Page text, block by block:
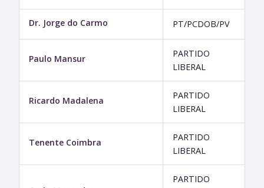
Dr. Jorge do Carmo PT/PCDOB/PV
Paulo Mansur
PARTIDO
LIBERAL
Ricardo Madalena
PARTIDO
LIBERAL
Tenente Coimbra
PARTIDO
LIBERAL
PARTIDO